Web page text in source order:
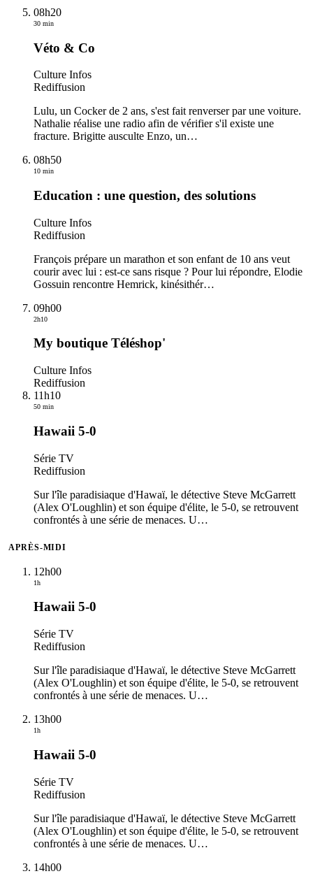
08h20
30 min
Véto & Co
Culture Infos
Rediffusion
Lulu, un Cocker de 2 ans, s'est fait renverser par une voiture.
Nathalie réalise une radio afin de vérifier s'il existe une
fracture. Brigitte ausculte Enzo, un…
08h50
10 min
Education : une question, des solutions
Culture Infos
Rediffusion
François prépare un marathon et son enfant de 10 ans veut
courir avec lui : est-ce sans risque ? Pour lui répondre, Elodie
Gossuin rencontre Hemrick, kinésithér…
09h00
2h10
My boutique Téléshop'
Culture Infos
Rediffusion
11h10
50 min
Hawaii 5-0
Série TV
Rediffusion
Sur l'île paradisiaque d'Hawaï, le détective Steve McGarrett
(Alex O'Loughlin) et son équipe d'élite, le 5-0, se retrouvent
confrontés à une série de menaces. U…
APRÈS-MIDI
12h00
1h
Hawaii 5-0
Série TV
Rediffusion
Sur l'île paradisiaque d'Hawaï, le détective Steve McGarrett
(Alex O'Loughlin) et son équipe d'élite, le 5-0, se retrouvent
confrontés à une série de menaces. U…
13h00
1h
Hawaii 5-0
Série TV
Rediffusion
Sur l'île paradisiaque d'Hawaï, le détective Steve McGarrett
(Alex O'Loughlin) et son équipe d'élite, le 5-0, se retrouvent
confrontés à une série de menaces. U…
14h00